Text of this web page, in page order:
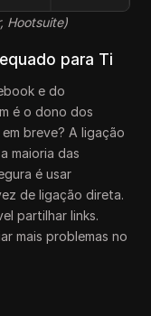
Hootsuite)
para Ti
e do
é o dono dos
breve? A ligação
maioria das
é usar
de ligação direta.
partilhar links.
mais problemas no